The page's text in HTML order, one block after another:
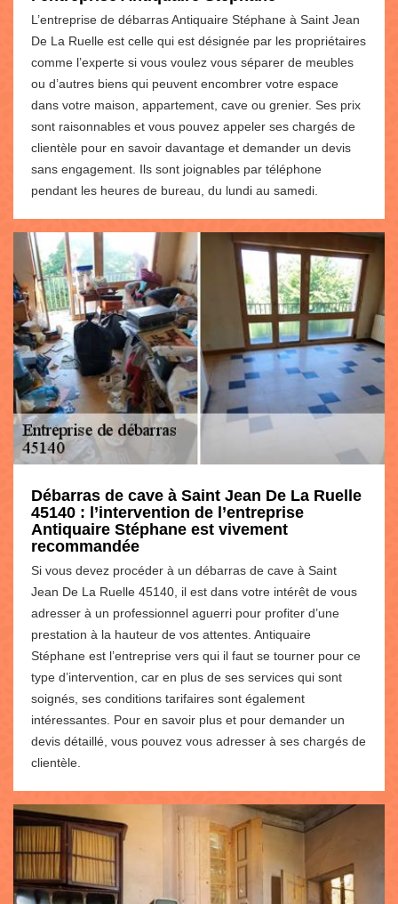
L’entreprise de débarras Antiquaire Stéphane à Saint Jean
De La Ruelle est celle qui est désignée par les propriétaires
comme l’experte si vous voulez vous séparer de meubles
ou d’autres biens qui peuvent encombrer votre espace
dans votre maison, appartement, cave ou grenier. Ses prix
sont raisonnables et vous pouvez appeler ses chargés de
clientèle pour en savoir davantage et demander un devis
sans engagement. Ils sont joignables par téléphone
pendant les heures de bureau, du lundi au samedi.
Débarras de cave à Saint Jean De La Ruelle
45140 : l’intervention de l’entreprise
Antiquaire Stéphane est vivement
recommandée
Si vous devez procéder à un débarras de cave à Saint
Jean De La Ruelle 45140, il est dans votre intérêt de vous
adresser à un professionnel aguerri pour profiter d’une
prestation à la hauteur de vos attentes. Antiquaire
Stéphane est l’entreprise vers qui il faut se tourner pour ce
type d’intervention, car en plus de ses services qui sont
soignés, ses conditions tarifaires sont également
intéressantes. Pour en savoir plus et pour demander un
devis détaillé, vous pouvez vous adresser à ses chargés de
clientèle.